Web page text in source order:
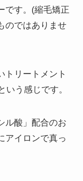
です。(縮毛矯正
のではありませ
トリートメント
いう感じです。
ル酸」配合のお
アイロンで真っ